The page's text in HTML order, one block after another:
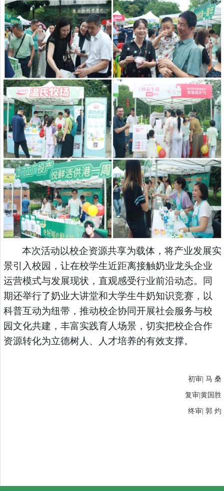
本次活动以校企资源共享为载体，将产业发展实
景引入校园，让在校学生近距离接触奶业龙头企业
运营模式与发展现状，直观感受行业前沿动态。同
期还举行了奶业大讲堂和大学生牛奶知识竞赛，以
科普互动为纽带，推动校企协同开展社会服务与校
园文化共建，丰富实践育人场景，切实把校企合作
资源转化为立德树人、人才培养的有效支撑。
初审| 马 桑
复审|黄国胜
终审| 郭 灼